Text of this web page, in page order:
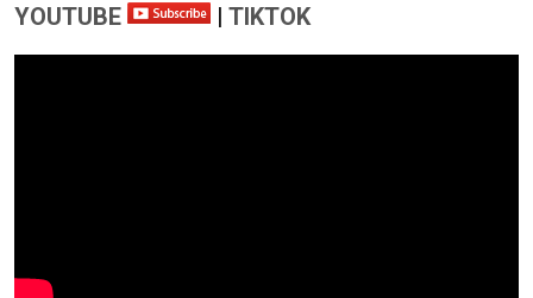
YOUTUBE | TIKTOK